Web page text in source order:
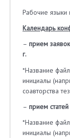
Рабочие языки
Календарь
– прием
г.
*Название
инициалы
соавторства
– прием
*Название
инициалы